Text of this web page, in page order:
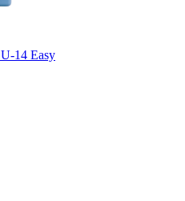
14 Easy